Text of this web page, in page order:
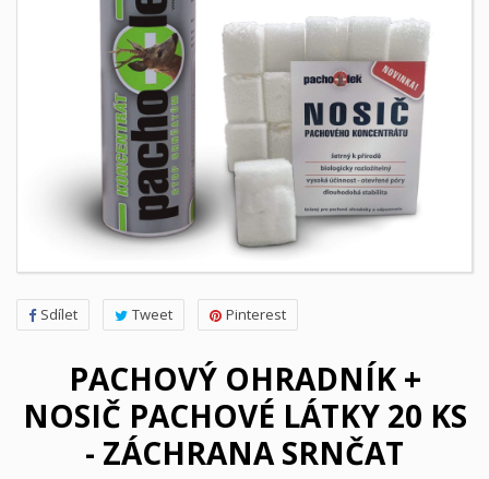
Sdílet Tweet Pinterest
PACHOVÝ OHRADNÍK +
NOSIČ PACHOVÉ LÁTKY 20 KS
- ZÁCHRANA SRNČAT